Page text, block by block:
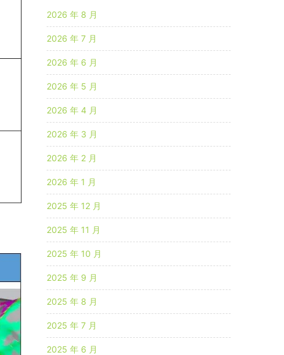
2026 年 8 月
2026 年 7 月
2026 年 6 月
2026 年 5 月
2026 年 4 月
2026 年 3 月
2026 年 2 月
2026 年 1 月
2025 年 12 月
2025 年 11 月
2025 年 10 月
2025 年 9 月
2025 年 8 月
2025 年 7 月
2025 年 6 月